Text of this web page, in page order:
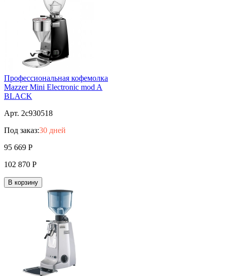
Профессиональная кофемолка
Mazzer Mini Electronic mod A
BLACK
Арт. 2c930518
Под заказ:30 дней
95 669 Р
102 870 Р
В корзину